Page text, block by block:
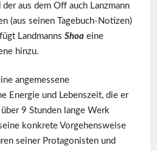
aus dem Off auch Lanzmann
(aus seinen Tagebuch-Notizen)
Landmanns Shoaeine
hinzu.
angemessene
Energie und Lebenszeit, die er
9 Stunden lange Werk
konkrete Vorgehensweise
seiner Protagonisten und